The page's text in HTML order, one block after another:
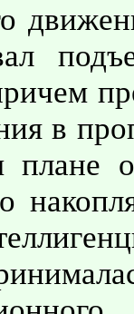
в
плане